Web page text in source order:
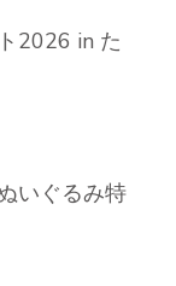
2026 in た
いぐるみ特